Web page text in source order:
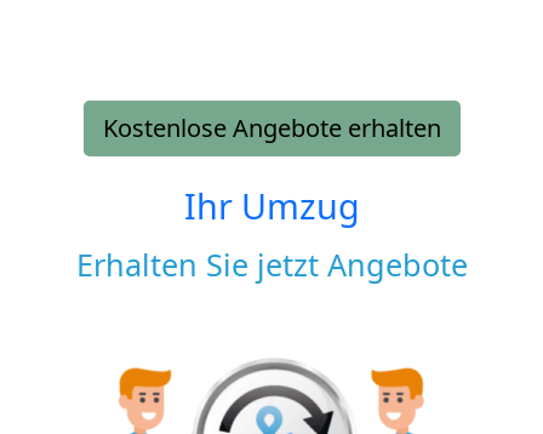
Kostenlose Angebote erhalten
Ihr Umzug
Erhalten Sie jetzt Angebote